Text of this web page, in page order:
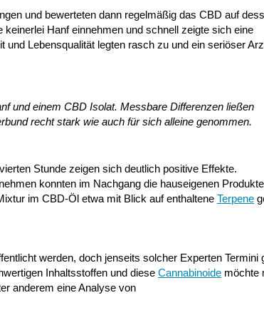
und bewerteten dann regelmäßig das CBD auf
Hanf einnehmen und schnell zeigte sich eine
Lebensqualität legten rasch zu und ein seriöser
und einem CBD Isolat. Messbare Differenzen ließen
recht stark wie auch für sich alleine genommen.
Stunde zeigen sich deutlich positive Effekte.
konnten im Nachgang die hauseigenen Produkte
im CBD-Öl etwa mit Blick auf enthaltene Terpene
werden, doch jenseits solcher Experten Termini
Inhaltsstoffen und diese Cannabinoide möchte
anderem eine Analyse von